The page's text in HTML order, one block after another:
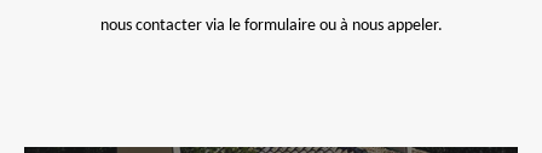
nous contacter via le formulaire ou à nous appeler.